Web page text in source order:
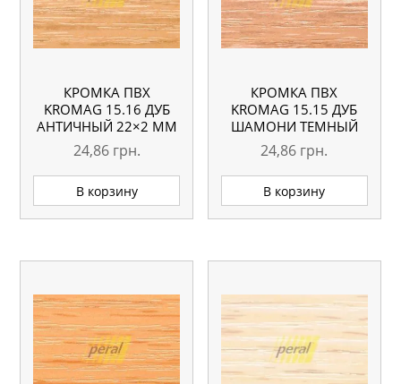
КРОМКА ПВХ
KROMAG 15.16 ДУБ
АНТИЧНЫЙ 22×2 ММ
24,86 грн.
В корзину
КРОМКА ПВХ
KROMAG 15.15 ДУБ
ШАМОНИ ТЕМНЫЙ
22×2 ММ
24,86 грн.
В корзину